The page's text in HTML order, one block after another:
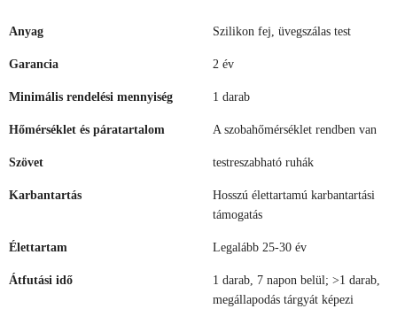
Anyag Szilikon fej, üvegszálas test
Garancia 2 év
Minimális rendelési mennyiség 1 darab
Hőmérséklet és páratartalom A szobahőmérséklet rendben van
Szövet testreszabható ruhák
Karbantartás
Hosszú élettartamú karbantartási
támogatás
Élettartam Legalább 25-30 év
Átfutási idő
1 darab, 7 napon belül; >1 darab,
megállapodás tárgyát képezi